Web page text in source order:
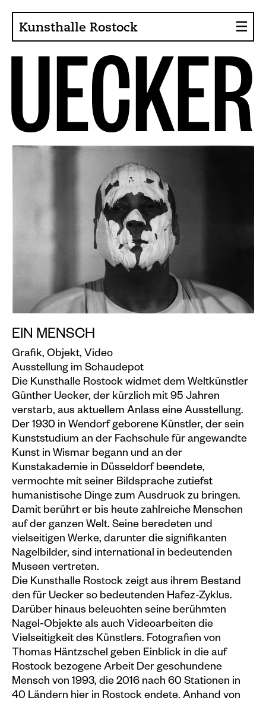
Kunsthalle Rostock
About the Art Hall
Collection
Contact persons
Sponsors, Projects
Café, Bistro
Current issues
News
Events calendar
Information
Visit
Programm
Kunstvermittlung &
Museumspädagogik
Exhibitions
Current
Preview
Archive
Shop
Kataloge
Plakate
Sondereditionen
Editionen
Merchandise
UECKER
EIN MENSCH
Grafik, Objekt, Video
Ausstellung im Schaudepot
Die Kunsthalle Rostock widmet dem Weltkünstler
Günther Uecker, der kürzlich mit 95 Jahren
verstarb, aus aktuellem Anlass eine Ausstellung.
Der 1930 in Wendorf geborene Künstler, der sein
Kunststudium an der Fachschule für angewandte
Kunst in Wismar begann und an der
Kunstakademie in Düsseldorf beendete,
vermochte mit seiner Bildsprache zutiefst
humanistische Dinge zum Ausdruck zu bringen.
Damit berührt er bis heute zahlreiche Menschen
auf der ganzen Welt. Seine beredeten und
vielseitigen Werke, darunter die signifikanten
Nagelbilder, sind international in bedeutenden
Museen vertreten.
Die Kunsthalle Rostock zeigt aus ihrem Bestand
den für Uecker so bedeutenden Hafez-Zyklus.
Darüber hinaus beleuchten seine berühmten
Nagel-Objekte als auch Videoarbeiten die
Vielseitigkeit des Künstlers. Fotografien von
Thomas Häntzschel geben Einblick in die auf
Rostock bezogene Arbeit Der geschundene
Mensch von 1993, die 2016 nach 60 Stationen in
40 Ländern hier in Rostock endete. Anhand von